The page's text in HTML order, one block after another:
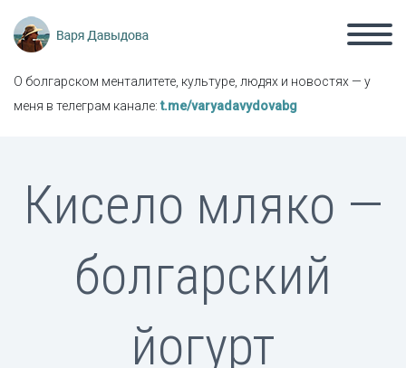
О болгарском менталитете, культуре, людях и новостях — у
меня в телеграм канале:t.me/varyadavydovabg
Кисело мляко —
болгарский
йогурт